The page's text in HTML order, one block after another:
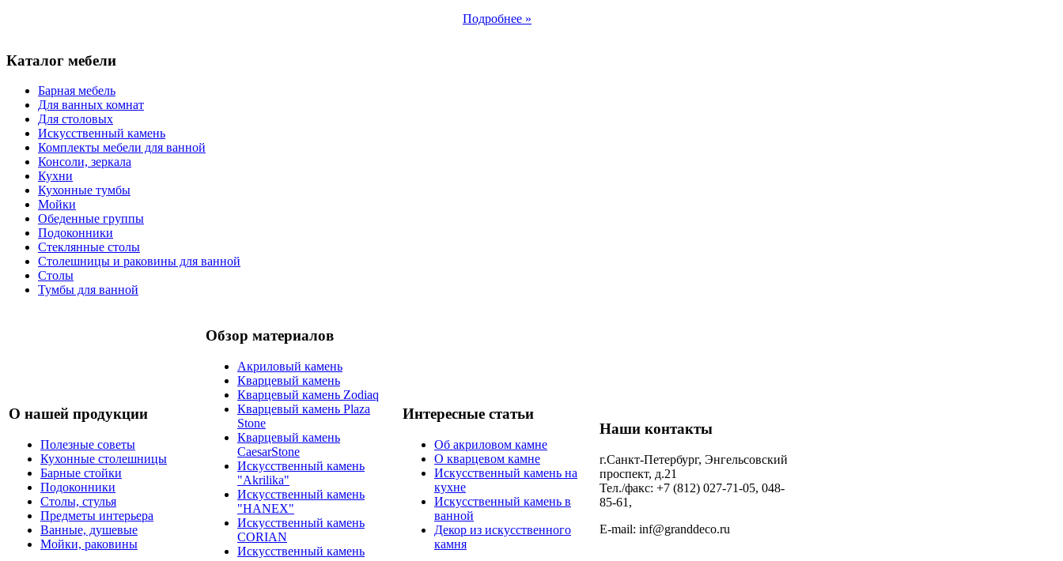
Подробнее »
Каталог мебели
Барная мебель
Для ванных комнат
Для столовых
Искусственный камень
Комплекты мебели для ванной
Консоли, зеркала
Кухни
Кухонные тумбы
Мойки
Обеденные группы
Подоконники
Стеклянные столы
Столешницы и раковины для ванной
Столы
Тумбы для ванной
О нашей продукции
Полезные советы
Кухонные столешницы
Барные стойки
Подоконники
Столы, стулья
Предметы интерьера
Ванные, душевые
Мойки, раковины
Обзор материалов
Акриловый камень
Кварцевый камень
Кварцевый камень Zodiaq
Кварцевый камень Plaza
Stone
Кварцевый камень
CaesarStone
Искусственный камень
"Akrilika"
Искусственный камень
"HANEX"
Искусственный камень
CORIAN
Искусственный камень
Интересные статьи
Об акриловом камне
О кварцевом камне
Искусственный камень на
кухне
Искусственный камень в
ванной
Декор из искусственного
камня
Наши контакты
г.Санкт-Петербург, Энгельсовский
проспект, д.21
Тел./факс: +7 (812) 027-71-05, 048-
85-61,
E-mail: inf@granddeco.ru